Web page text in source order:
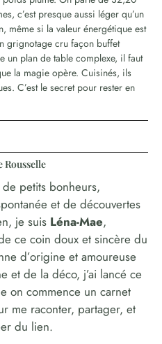
c’est presque aussi léger qu’un
même si la valeur énergétique est
grignotage cru façon buffet
un plan de table complexe, il faut
la magie opère. Cuisinés, ils
C’est le secret pour rester en
Rousselle
de petits bonheurs,
et de découvertes
je suis Léna-Mae,
ce coin doux et sincère du
d’origine et amoureuse
et de la déco, j’ai lancé ce
on commence un carnet
me raconter, partager, et
du lien.